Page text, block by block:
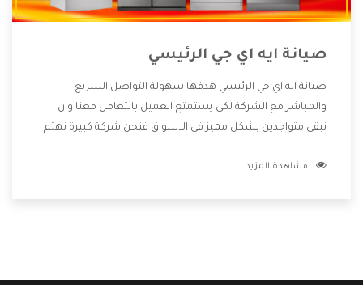
صيانة ايه اي جي الرئيسي
صيانة ايه اي جي الرئيسي هدفها سهولة التواصل السريع
والمباشر مع الشركة لكى يستمتع العميل بالتعامل معنا وان
نبقى متواجدين بشكل مميز فى الاسواق فنحن شركة كبيرة نهتم
الشركة بها والتى تكون منها خدمة الصيانة التى تكون من أهم
مشاهدة المزيد